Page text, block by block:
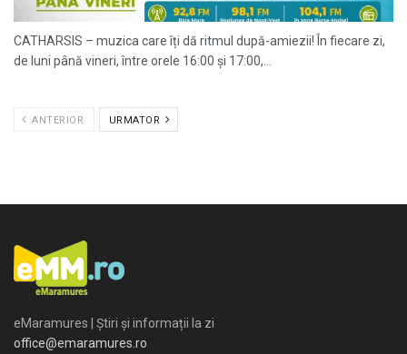
CATHARSIS – muzica care îți dă ritmul după-amiezii! În fiecare zi,
de luni până vineri, între orele 16:00 și 17:00,...
ANTERIOR URMATOR
eMaramures | Știri și informații la zi
office@emaramures.ro